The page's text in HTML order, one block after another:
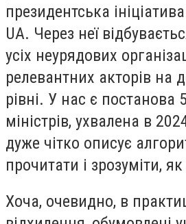
президентська
UA. Через неї
усіх неурядових
релевантних акторів на
рівні. У нас є постанова
міністрів, ухвалена в
дуже чітко описує
прочитати і зрозуміти,
Хоча, очевидно, в